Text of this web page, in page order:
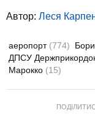
Автор: Леся
аеропорт (774)
ДПСУ
Марокко (15)